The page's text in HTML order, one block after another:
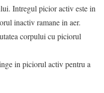
Intregul picior activ este in
inactiv ramane in aer.
corpului cu piciorul
in piciorul activ pentru a